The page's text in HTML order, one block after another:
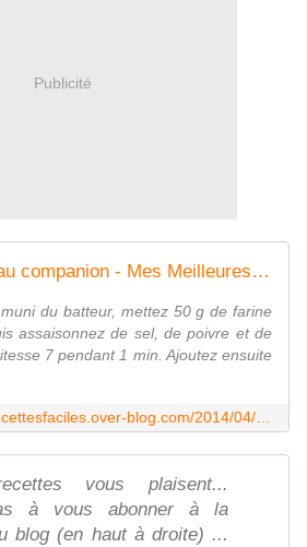
Publicité
Sauce Béchamel au companion - Mes Meilleures Recettes Faciles
du batteur, mettez 50 g de farine
assaisonnez de sel, de poivre et de
7 pendant 1 min. Ajoutez ensuite
vous plaisent...
à vous abonner à la
blog (en haut à droite) ...